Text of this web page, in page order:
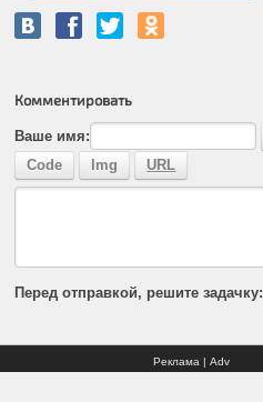
Комментировать
Ваше имя:
Перед отправкой, решите задачку:
Реклама | Adv